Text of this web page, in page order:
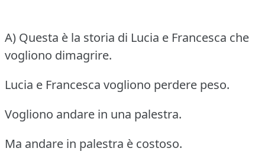
A) Questa è la storia di Lucia e Francesca che
vogliono dimagrire.
Lucia e Francesca vogliono perdere peso.
Vogliono andare in una palestra.
Ma andare in palestra è costoso.